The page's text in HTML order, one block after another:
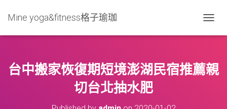
Mine yoga&fitness格子瑜珈
O
L
E
台中搬家恢復期短境澎湖民宿推薦親
切台北抽水肥